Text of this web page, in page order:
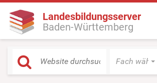
Landesbildungsserver
Baden-Württemberg
Fach wählen